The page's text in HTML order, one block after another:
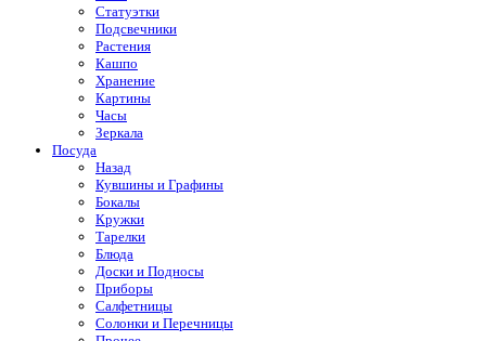
Статуэтки
Подсвечники
Растения
Кашпо
Хранение
Картины
Часы
Зеркала
Посуда
Назад
Кувшины и Графины
Бокалы
Кружки
Тарелки
Блюда
Доски и Подносы
Приборы
Салфетницы
Солонки и Перечницы